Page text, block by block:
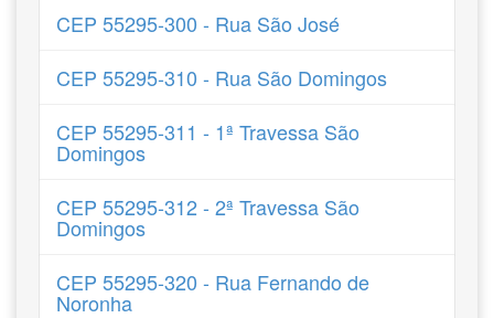
CEP 55295-300 - Rua São José
CEP 55295-310 - Rua São Domingos
CEP 55295-311 - 1ª Travessa São
Domingos
CEP 55295-312 - 2ª Travessa São
Domingos
CEP 55295-320 - Rua Fernando de
Noronha